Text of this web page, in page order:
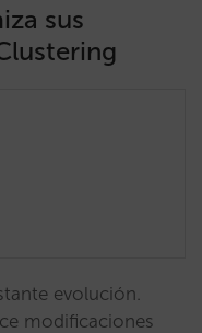
sus
evolución.
modificaciones